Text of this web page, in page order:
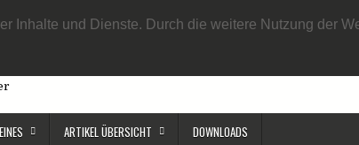
Inhalte und Dienste. Durch die weitere Nutzung der
BENUTZER DATENSCHUTZRICHTLINIE IMPRESSUM
ARTIKEL ÜBERSICHT DOWNLOADS